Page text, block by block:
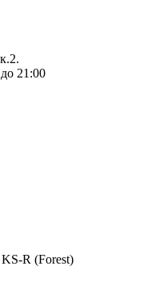
21:00
R (Forest)